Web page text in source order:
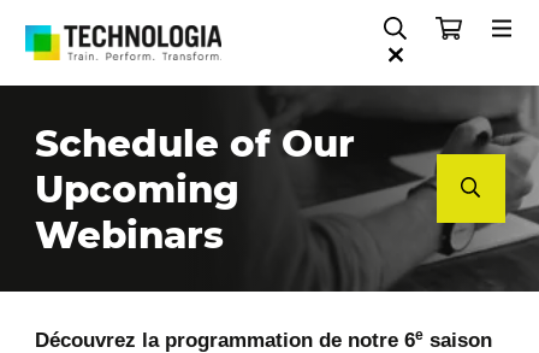
Schedule of Our
Upcoming
Webinars
Découvrez la programmation de notre 6esaison